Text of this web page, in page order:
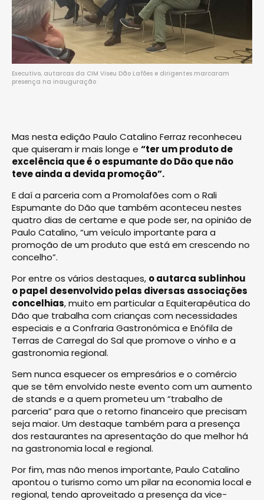
Executivo, autarcas da CIM Viseu Dão Lafões e dirigentes marcaram
presença na inauguração
Mas nesta edição Paulo Catalino Ferraz reconheceu
que quiseram ir mais longe e “ter um produto de
excelência que é o espumante do Dão que não
teve ainda a devida promoção”.
E daí a parceria com a Promolafões com o Rali
Espumante do Dão que também aconteceu nestes
quatro dias de certame e que pode ser, na opinião de
Paulo Catalino, “um veículo importante para a
promoção de um produto que está em crescendo no
concelho”.
Por entre os vários destaques, o autarca sublinhou
o papel desenvolvido pelas diversas associações
concelhias, muito em particular a Equiterapêutica do
Dão que trabalha com crianças com necessidades
especiais e a Confraria Gastronómica e Enófila de
Terras de Carregal do Sal que promove o vinho e a
gastronomia regional.
Sem nunca esquecer os empresários e o comércio
que se têm envolvido neste evento com um aumento
de stands e a quem prometeu um “trabalho de
parceria” para que o retorno financeiro que precisam
seja maior. Um destaque também para a presença
dos restaurantes na apresentação do que melhor há
na gastronomia local e regional.
Por fim, mas não menos importante, Paulo Catalino
apontou o turismo como um pilar na economia local e
regional, tendo aproveitado a presença da vice-